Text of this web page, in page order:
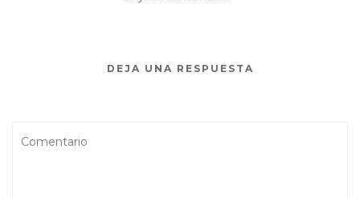
DEJA UNA RESPUESTA